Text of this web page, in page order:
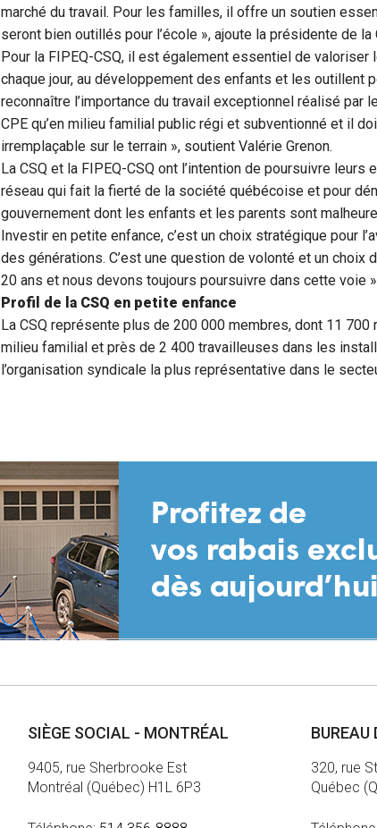
marché du travail. Pour les familles, il offre un soutien
seront bien outillés pour l’école », ajoute la présidente de la
Pour la FIPEQ-CSQ, il est également essentiel de
chaque jour, au développement des enfants et les outillent
reconnaître l’importance du travail exceptionnel réalisé par
CPE qu’en milieu familial public régi et subventionné et il
irremplaçable sur le terrain », soutient Valérie Grenon.
La CSQ et la FIPEQ-CSQ ont l’intention de poursuivre
réseau qui fait la fierté de la société québécoise et pour
gouvernement dont les enfants et les parents sont
Investir en petite enfance, c’est un choix stratégique pour
des générations. C’est une question de volonté et un
20 ans et nous devons toujours poursuivre dans cette voie
Profil de la CSQ en petite enfance
La CSQ représente plus de 200 000 membres, dont 11
milieu familial et près de 2 400 travailleuses dans les
l’organisation syndicale la plus représentative dans le
SIÈGE SOCIAL - MONTRÉAL
9405, rue Sherbrooke Est
Montréal (Québec) H1L 6P3
BUREAU
320, rue
Québec